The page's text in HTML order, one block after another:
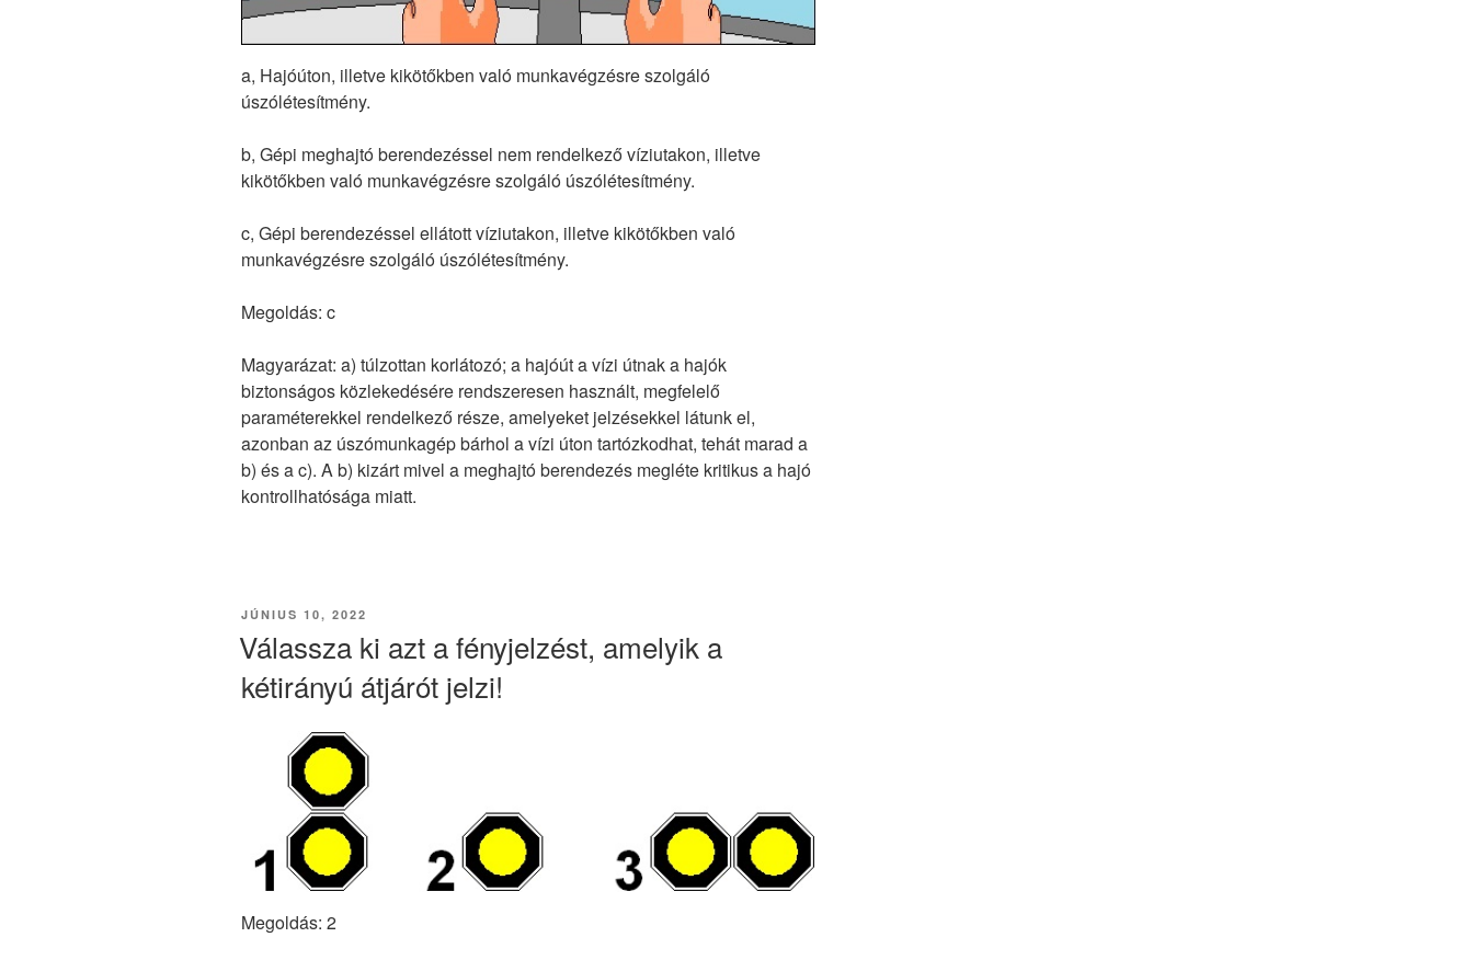
a, Hajóúton, illetve kikötőkben való munkavégzésre szolgáló
úszólétesítmény.
b, Gépi meghajtó berendezéssel nem rendelkező víziutakon, illetve
kikötőkben való munkavégzésre szolgáló úszólétesítmény.
c, Gépi berendezéssel ellátott víziutakon, illetve kikötőkben való
munkavégzésre szolgáló úszólétesítmény.
Megoldás: c
Magyarázat: a) túlzottan korlátozó; a hajóút a vízi útnak a hajók
biztonságos közlekedésére rendszeresen használt, megfelelő
paraméterekkel rendelkező része, amelyeket jelzésekkel látunk el,
azonban az úszómunkagép bárhol a vízi úton tartózkodhat, tehát marad a
b) és a c). A b) kizárt mivel a meghajtó berendezés megléte kritikus a hajó
kontrollhatósága miatt.
BEKÜLDVE:
JÚNIUS 10, 2022
Válassza ki azt a fényjelzést, amelyik a
kétirányú átjárót jelzi!
Megoldás: 2